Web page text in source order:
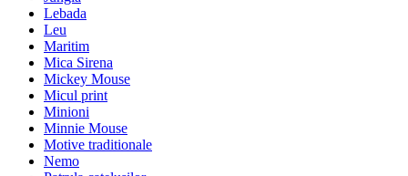
Lebada
Leu
Maritim
Mica Sirena
Mickey Mouse
Micul print
Minioni
Minnie Mouse
Motive traditionale
Nemo